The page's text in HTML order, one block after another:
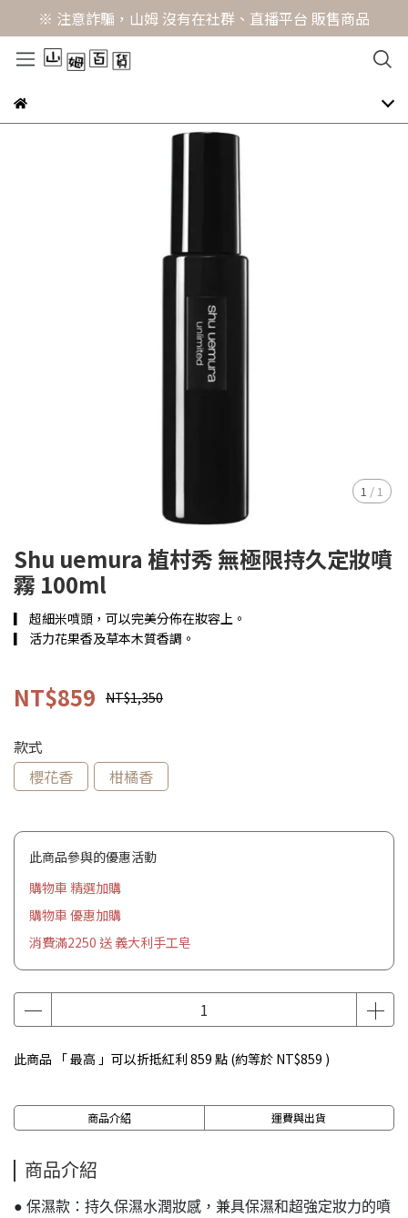
※ 注意詐騙，山姆 沒有在社群、直播平台 販售商品
1 / 1
Shu uemura 植村秀 無極限持久定妝噴
霧 100ml
▎ 超細米噴頭，可以完美分佈在妝容上。
▎ 活力花果香及草本木質香調。
NT$859 NT$1,350
款式
櫻花香
柑橘香
此商品參與的優惠活動
購物車 精選加購
購物車 優惠加購
消費滿2250 送 義大利手工皂
此商品 「 最高 」可以折抵紅利 859 點 (約等於 NT$859 )
商品介紹 運費與出貨
商品介紹
● 保濕款：持久保濕水潤妝感，兼具保濕和超強定妝力的噴